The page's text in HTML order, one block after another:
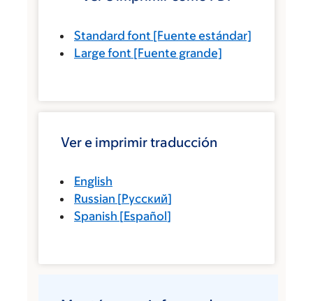
Standard font [Fuente estándar]
Large font [Fuente grande]
Ver e imprimir traducción
English
Russian [Русский]
Spanish [Español]